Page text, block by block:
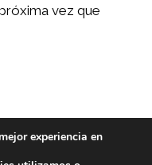
vez que
experiencia en